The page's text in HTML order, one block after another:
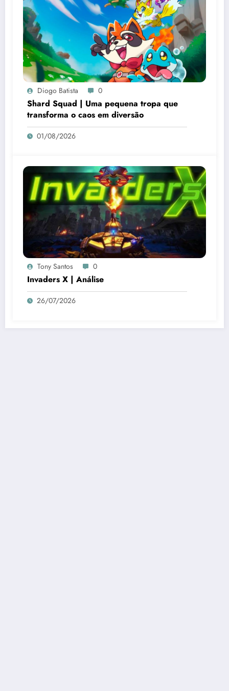
Diogo Batista 0
Shard Squad | Uma pequena tropa que
transforma o caos em diversão
01/08/2026
Tony Santos 0
Invaders X | Análise
26/07/2026